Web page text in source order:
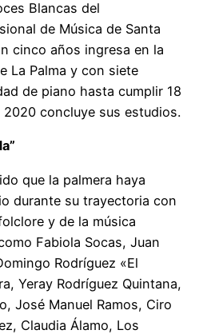
Blancas del
de Música de Santa
cinco años ingresa en la
La Palma y con siete
de piano hasta cumplir 18
concluye sus estudios.
que la palmera haya
durante su trayectoria con
y de la música
Fabiola Socas, Juan
Rodríguez «El
Yeray Rodríguez Quintana,
José Manuel Ramos, Ciro
Claudia Álamo, Los